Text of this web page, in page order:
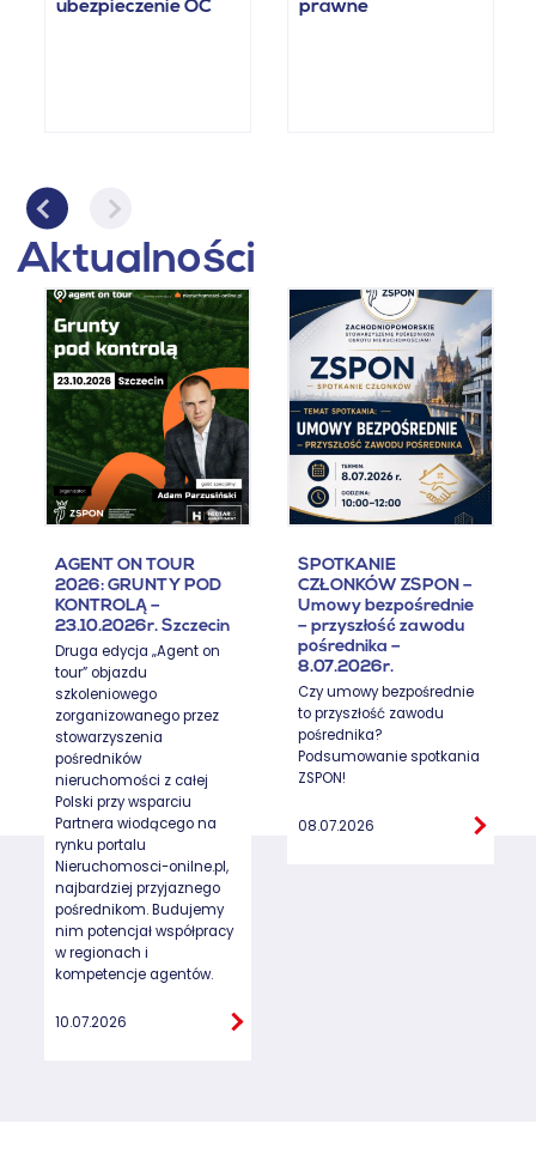
ubezpieczenie OC prawne
Aktualności
AGENT ON TOUR
2026: GRUNTY POD
KONTROLĄ –
23.10.2026r. Szczecin
Druga edycja „Agent on
tour” objazdu
szkoleniowego
zorganizowanego przez
stowarzyszenia
pośredników
nieruchomości z całej
Polski przy wsparciu
Partnera wiodącego na
rynku portalu
Nieruchomosci-onilne.pl,
najbardziej przyjaznego
pośrednikom. Budujemy
nim potencjał współpracy
w regionach i
kompetencje agentów.
10.07.2026
SPOTKANIE
CZŁONKÓW ZSPON –
Umowy bezpośrednie
– przyszłość zawodu
pośrednika –
8.07.2026r.
Czy umowy bezpośrednie
to przyszłość zawodu
pośrednika?
Podsumowanie spotkania
ZSPON!
08.07.2026